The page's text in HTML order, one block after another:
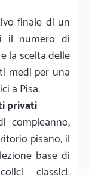
finale di un
il numero di
la scelta delle
medi per una
a Pisa.
privati
compleanno,
pisano, il
base di